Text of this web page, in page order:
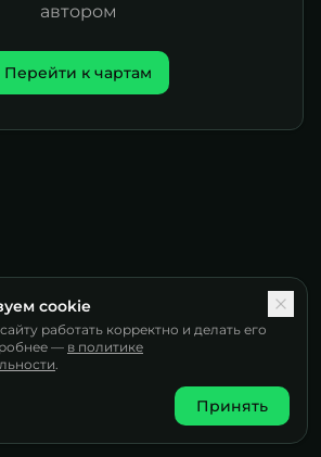
автором
Перейти к чартам
cookie
работать корректно и делать его
— в политике
.
Принять